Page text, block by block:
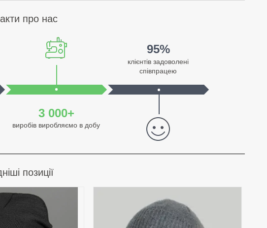
про нас
3 000+
виробів виробляємо в добу
95%
клієнтів задоволені
співпрацею
позиції